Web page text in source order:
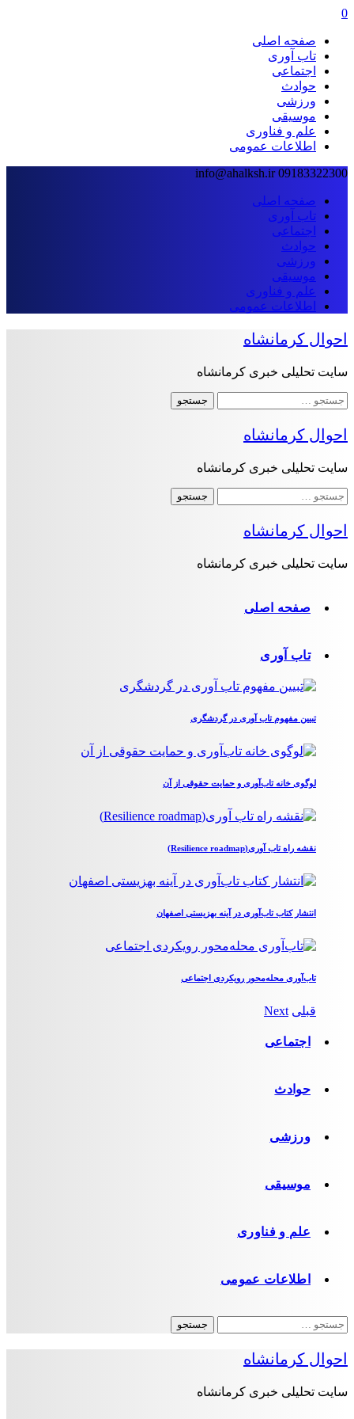
0
صفحه اصلی
تاب آوری
اجتماعی
حوادث
ورزشی
موسیقی
علم و فناوری
اطلاعات عمومی
09183322300
info@ahalksh.ir
صفحه اصلی
تاب آوری
اجتماعی
حوادث
ورزشی
موسیقی
علم و فناوری
اطلاعات عمومی
احوال کرمانشاه
سایت تحلیلی خبری کرمانشاه
جستجو
برای:
احوال کرمانشاه
سایت تحلیلی خبری کرمانشاه
جستجو
برای:
احوال کرمانشاه
سایت تحلیلی خبری کرمانشاه
صفحه اصلی
تاب آوری
تبیین مفهوم تاب آوری در گردشگری
لوگوی خانه تاب‌آوری و حمایت حقوقی از آن
نقشه راه تاب آوری(Resilience roadmap)
انتشار کتاب تاب‌آوری در آینه بهزیستی اصفهان
تاب‌آوری محله‌محور رویکردی اجتماعی
قبلی Next
اجتماعی
حوادث
ورزشی
موسیقی
علم و فناوری
اطلاعات عمومی
جستجو
برای:
احوال کرمانشاه
سایت تحلیلی خبری کرمانشاه